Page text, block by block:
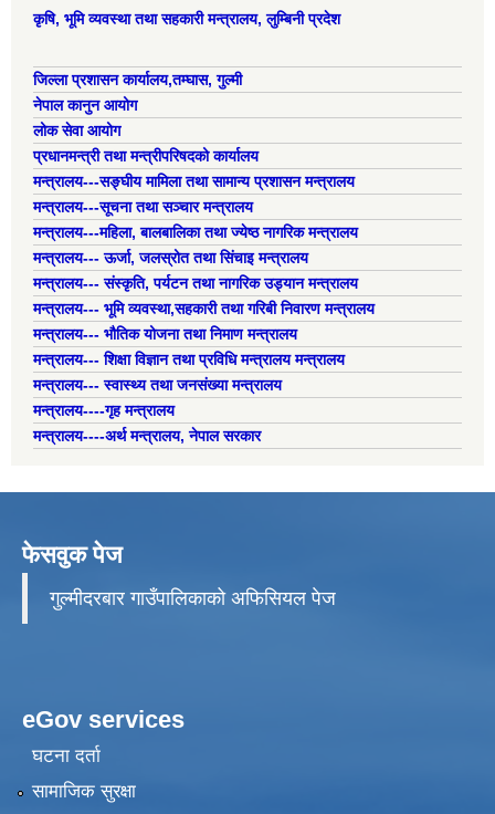
कृषि, भूमि व्यवस्था तथा सहकारी मन्त्रालय, लुम्बिनी प्रदेश
जिल्ला प्रशासन कार्यालय,तम्घास, गुल्मी
नेपाल कानुन आयोग
लोक सेवा आयोग
प्रधानमन्त्री तथा मन्त्रीपरिषदको कार्यालय
मन्त्रालय---सङ्घीय मामिला तथा सामान्य प्रशासन मन्त्रालय
मन्त्रालय---सूचना तथा सञ्चार मन्त्रालय
मन्त्रालय---महिला, बालबालिका तथा ज्येष्ठ नागरिक मन्त्रालय
मन्त्रालय--- ऊर्जा, जलस्रोत तथा सिंचाइ मन्त्रालय
मन्त्रालय--- संस्कृति, पर्यटन तथा नागरिक उड्यान मन्त्रालय
मन्त्रालय--- भूमि व्यवस्था,सहकारी तथा गरिबी निवारण मन्त्रालय
मन्त्रालय--- भौतिक योजना तथा निमाण मन्त्रालय
मन्त्रालय--- शिक्षा विज्ञान तथा प्रविधि मन्त्रालय मन्त्रालय
मन्त्रालय--- स्वास्थ्य तथा जनसंख्या मन्त्रालय
मन्त्रालय----गृह मन्त्रालय
मन्त्रालय----अर्थ मन्त्रालय, नेपाल सरकार
फेसवुक पेज
गुल्मीदरबार गाउँपालिकाको अफिसियल पेज
eGov services
घटना दर्ता
सामाजिक सुरक्षा